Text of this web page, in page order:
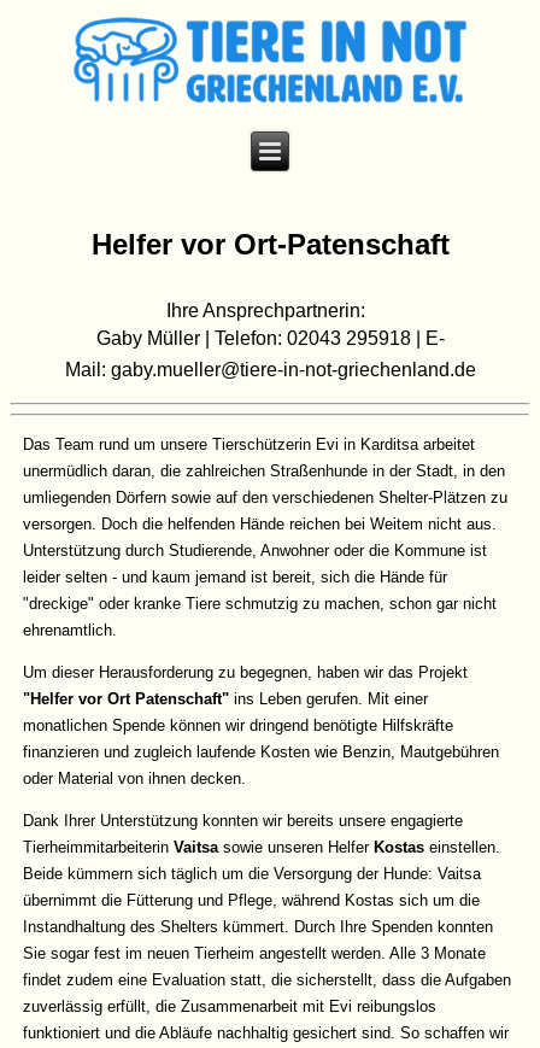
Helfer vor Ort-Patenschaft
Ihre Ansprechpartnerin:
Gaby Müller | Telefon: 02043 295918 | E-
Mail: gaby.mueller@tiere-in-not-griechenland.de
Das Team rund um unsere Tierschützerin Evi in Karditsa arbeitet
unermüdlich daran, die zahlreichen Straßenhunde in der Stadt, in den
umliegenden Dörfern sowie auf den verschiedenen Shelter-Plätzen zu
versorgen. Doch die helfenden Hände reichen bei Weitem nicht aus.
Unterstützung durch Studierende, Anwohner oder die Kommune ist
leider selten - und kaum jemand ist bereit, sich die Hände für
"dreckige" oder kranke Tiere schmutzig zu machen, schon gar nicht
ehrenamtlich.
Um dieser Herausforderung zu begegnen, haben wir das Projekt
"Helfer vor Ort Patenschaft" ins Leben gerufen. Mit einer
monatlichen Spende können wir dringend benötigte Hilfskräfte
finanzieren und zugleich laufende Kosten wie Benzin, Mautgebühren
oder Material von ihnen decken.
Dank Ihrer Unterstützung konnten wir bereits unsere engagierte
TierheimmitarbeiterinVaitsa sowie unseren HelferKostas einstellen.
Beide kümmern sich täglich um die Versorgung der Hunde: Vaitsa
übernimmt die Fütterung und Pflege, während Kostas sich um die
Instandhaltung des Shelters kümmert. Durch Ihre Spenden konnten
Sie sogar fest im neuen Tierheim angestellt werden. Alle 3 Monate
findet zudem eine Evaluation statt, die sicherstellt, dass die Aufgaben
zuverlässig erfüllt, die Zusammenarbeit mit Evi reibungslos
funktioniert und die Abläufe nachhaltig gesichert sind. So schaffen wir